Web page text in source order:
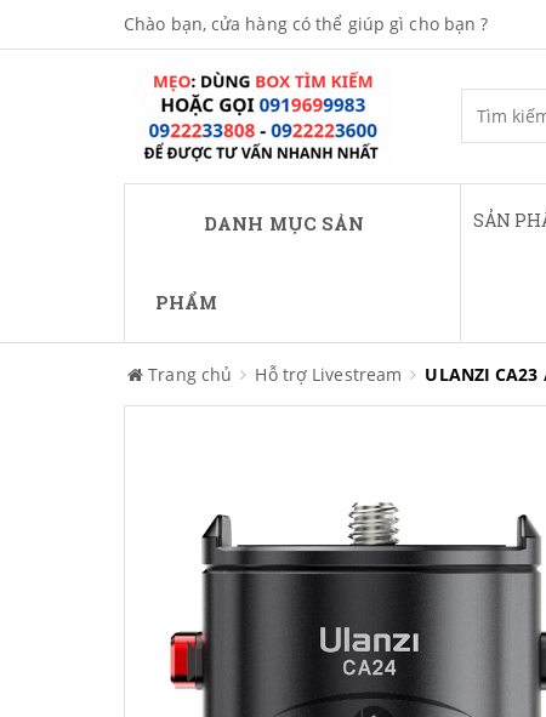
Chào bạn, cửa hàng có thể giúp gì cho bạn ?
DANH MỤC SẢN
PHẨM
SẢN
Trang chủ Hỗ trợ Livestream ULANZI